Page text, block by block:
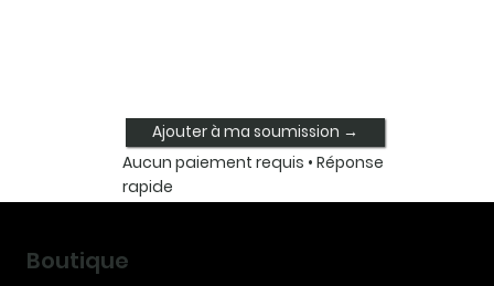
Ajouter à ma soumission →
Aucun paiement requis • Réponse
rapide
Boutique